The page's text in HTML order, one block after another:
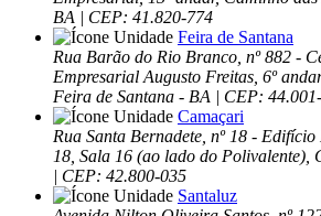
BA | CEP: 41.820-774
Feira de Santana
Rua Barão do Rio Branco, nº 882 -
Empresarial Augusto Freitas, 6º
Feira de Santana - BA | CEP:
Camaçari
Rua Santa Bernadete, nº 18 -
18, Sala 16 (ao lado do Polivalente),
| CEP: 42.800-035
Santaluz